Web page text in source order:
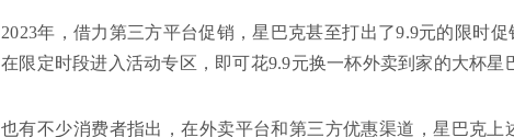
2023年，借力第三方平台促销，星巴克甚至打出了9.9元的限时
在限定时段进入活动专区，即可花9.9元换一杯外卖到家的大杯星
也有不少消费者指出，在外卖平台和第三方优惠渠道，星巴克